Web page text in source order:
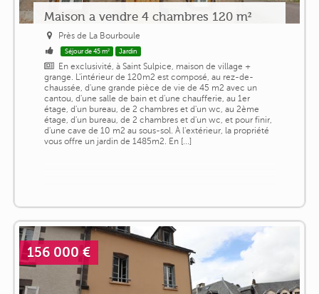
Maison a vendre 4 chambres 120 m²
Près de La Bourboule
Séjour de 45 m² Jardin
En exclusivité, à Saint Sulpice, maison de village +
grange. L'intérieur de 120m2 est composé, au rez-de-
chaussée, d'une grande pièce de vie de 45 m2 avec un
cantou, d'une salle de bain et d'une chaufferie, au 1er
étage, d'un bureau, de 2 chambres et d'un wc, au 2ème
étage, d'un bureau, de 2 chambres et d'un wc, et pour finir,
d'une cave de 10 m2 au sous-sol. À l'extérieur, la propriété
vous offre un jardin de 1485m2. En [...]
156 000 €